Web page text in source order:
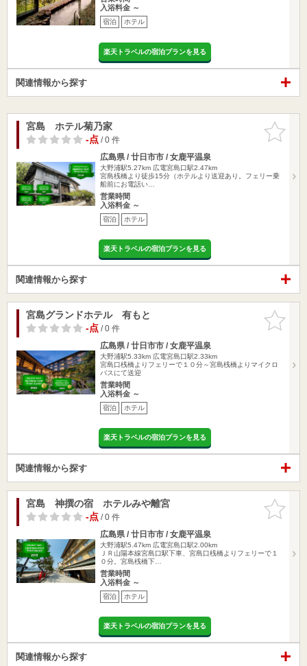
入浴料金 ～
宿泊 ホテル
楽天トラベルの宿泊プランを見る
関連情報から探す
お気に入
りに追加
宮島 ホテル菊乃家
-点/ 0 件
広島県 / 廿日市市 / 女鹿平温泉
大野浦駅5.27km 広電宮島口駅2.47km
宮島桟橋より徒歩15分（ホテルより送迎あり。フェリー乗
船前にお電話い…
営業時間
入浴料金 ～
宿泊 ホテル
楽天トラベルの宿泊プランを見る
関連情報から探す
お気に入
りに追加
宮島グランドホテル 有もと
-点/ 0 件
広島県 / 廿日市市 / 女鹿平温泉
大野浦駅5.33km 広電宮島口駅2.33km
宮島口桟橋よりフェリーで１０分～宮島桟橋よりマイクロ
バスにて送迎
営業時間
入浴料金 ～
宿泊 ホテル
楽天トラベルの宿泊プランを見る
関連情報から探す
お気に入
りに追加
宮島 神撰の宿 ホテルみや離宮
-点/ 0 件
広島県 / 廿日市市 / 女鹿平温泉
大野浦駅5.47km 広電宮島口駅2.00km
ＪＲ山陽本線宮島口駅下車、宮島口桟橋よりフェリーで１
０分。宮島桟橋下…
営業時間
入浴料金 ～
宿泊 ホテル
楽天トラベルの宿泊プランを見る
関連情報から探す